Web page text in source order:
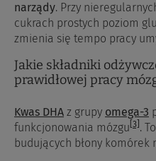
narządy. Przy
cukrach prostych poziom
zmienia się tempo pracy
Jakie składniki
prawidłowej pracy
Kwas DHA z grupy omega-3
funkcjonowania mózgu [3] .
budujących błony komórek